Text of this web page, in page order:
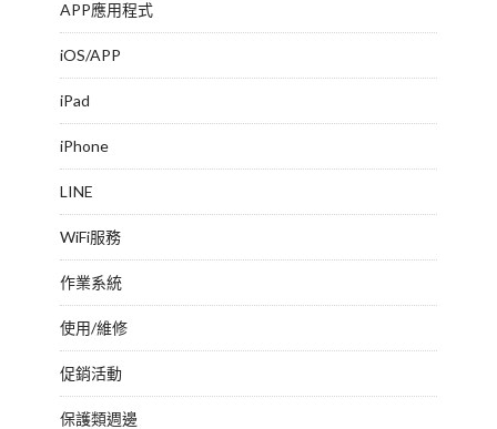
APP應用程式
iOS/APP
iPad
iPhone
LINE
WiFi服務
作業系統
使用/維修
促銷活動
保護類週邊